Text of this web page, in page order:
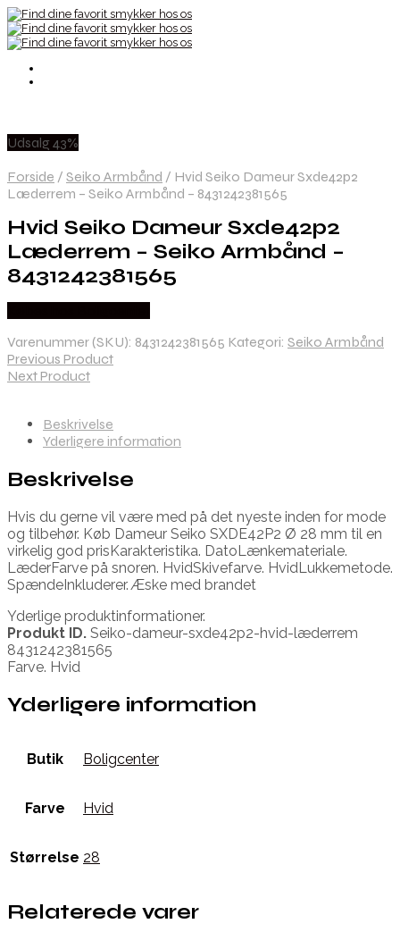
Udsalg 43%
Forside / Seiko Armbånd / Hvid Seiko Dameur Sxde42p2
Læderrem – Seiko Armbånd – 8431242381565
Hvid Seiko Dameur Sxde42p2
Læderrem – Seiko Armbånd –
8431242381565
Varenummer (SKU): 8431242381565 Kategori: Seiko Armbånd
Previous Product
Next Product
Beskrivelse
Yderligere information
Beskrivelse
Hvis du gerne vil være med på det nyeste inden for mode
og tilbehør. Køb Dameur Seiko SXDE42P2 Ø 28 mm til en
virkelig god prisKarakteristika. DatoLænkemateriale.
LæderFarve på snoren. HvidSkivefarve. HvidLukkemetode.
SpændeInkluderer. Æske med brandet
Yderlige produktinformationer.
Produkt ID. Seiko-dameur-sxde42p2-hvid-læderrem
8431242381565
Farve. Hvid
Yderligere information
Butik Boligcenter
Farve Hvid
Størrelse 28
Relaterede varer